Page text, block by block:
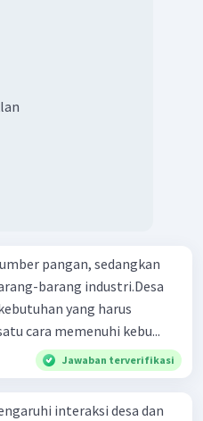
pangan, sedangkan
barang industri.Desa
yang harus
cara memenuhi kebu...
Jawaban terverifikasi
interaksi desa dan